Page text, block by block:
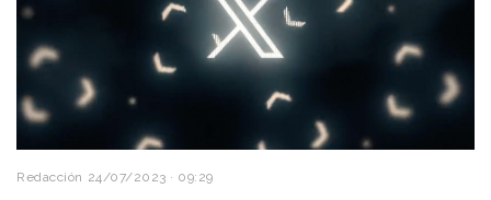
Redacción 24/07/2023 · 09:29